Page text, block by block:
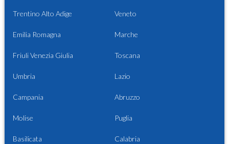
Trentino Alto Adige Veneto
Emilia Romagna Marche
Friuli Venezia Giulia Toscana
Umbria Lazio
Campania Abruzzo
Molise Puglia
Basilicata Calabria